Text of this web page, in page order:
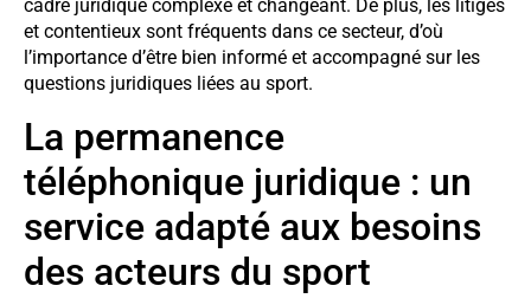
cadre juridique complexe et changeant. De plus, les litiges
et contentieux sont fréquents dans ce secteur, d’où
l’importance d’être bien informé et accompagné sur les
questions juridiques liées au sport.
La permanence
téléphonique juridique : un
service adapté aux besoins
des acteurs du sport